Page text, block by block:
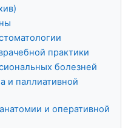
практики
болезней
и паллиативной
и оперативной